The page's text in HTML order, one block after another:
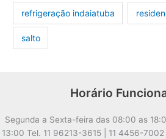
refrigeração indaiatuba
salto
Horário
Segunda a Sexta-feira das 08:00 as
13:00 Tel. 11 96213-3615 | 11 4456-